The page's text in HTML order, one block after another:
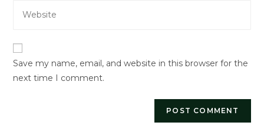
comment
address
your
URL
(optional)
Save my name, email, and website in this browser for the
next time I comment.